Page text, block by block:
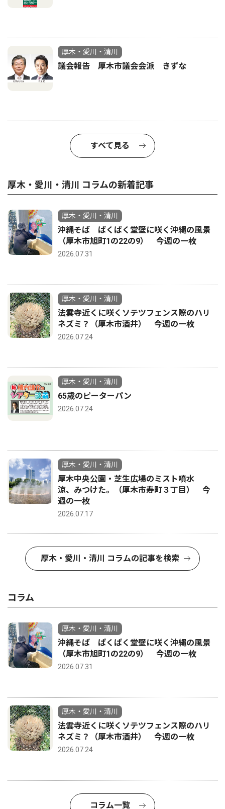
厚木・愛川・清川
議会報告 厚木市議会会派 きずな
すべて見る
厚木・愛川・清川 コラムの新着記事
厚木・愛川・清川
沖縄そば ぱくぱく堂壁に咲く沖縄の風景
（厚木市旭町1の22の9） 今週の一枚
2026.07.31
厚木・愛川・清川
法雲寺近くに咲くソテツフェンス際のハリ
ネズミ？（厚木市酒井） 今週の一枚
2026.07.24
厚木・愛川・清川
65歳のピーターパン
2026.07.24
厚木・愛川・清川
厚木中央公園・芝生広場のミスト噴水
涼、みつけた。（厚木市寿町３丁目） 今
週の一枚
2026.07.17
厚木・愛川・清川 コラムの記事を検索
コラム
厚木・愛川・清川
沖縄そば ぱくぱく堂壁に咲く沖縄の風景
（厚木市旭町1の22の9） 今週の一枚
2026.07.31
厚木・愛川・清川
法雲寺近くに咲くソテツフェンス際のハリ
ネズミ？（厚木市酒井） 今週の一枚
2026.07.24
コラム一覧